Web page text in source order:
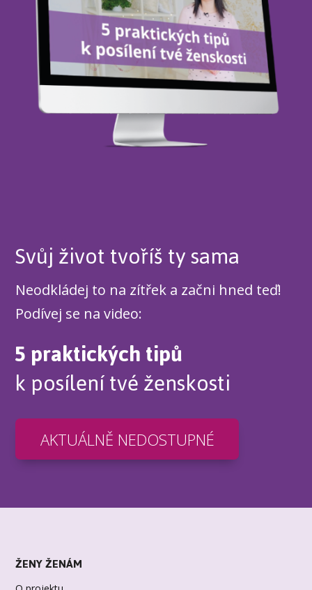
Svůj život tvoříš ty sama
Neodkládej to na zítřek a začni hned teď!
Podívej se na video:
5 praktických tipů
k posílení tvé ženskosti
AKTUÁLNĚ NEDOSTUPNÉ
ŽENY ŽENÁM